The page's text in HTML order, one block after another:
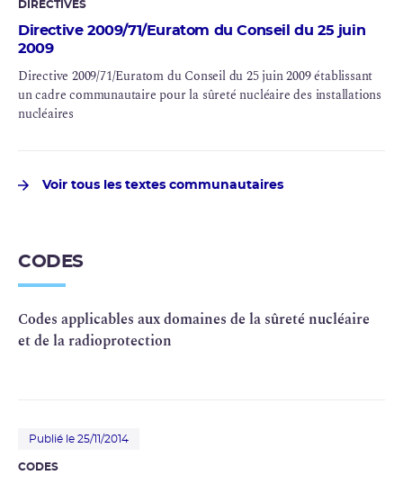
DIRECTIVES
Directive 2009/71/Euratom du Conseil du 25 juin
2009
Directive 2009/71/Euratom du Conseil du 25 juin 2009 établissant
un cadre communautaire pour la sûreté nucléaire des installations
nucléaires
Voir tous les textes communautaires
CODES
Codes applicables aux domaines de la sûreté nucléaire
et de la radioprotection
Publié le 25/11/2014
CODES